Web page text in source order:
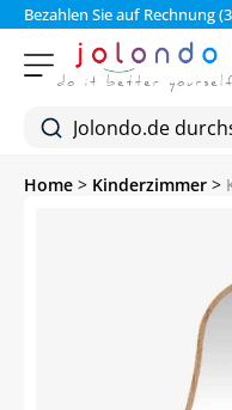
Bezahlen Sie auf Rechnung
Home > Kinderzimmer >